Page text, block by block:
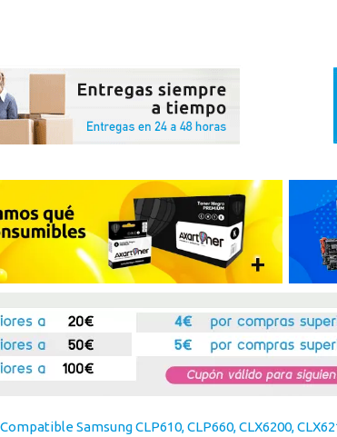
Compatible Samsung CLP610, CLP660, CLX6200,